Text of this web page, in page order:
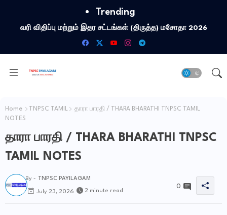
Trending
வரி விதிப்பு மற்றும் இதர சட்​டங்​கள் (திருத்த) மசோதா 2026
Home TNPSC TAMIL
தாரா பாரதி / THARA BHARATHI TNPSC TAMIL
NOTES
தாரா பாரதி / THARA BHARATHI TNPSC
TAMIL NOTES
By - TNPSC PAYILAGAM
July 23, 2026 2 minute read
0